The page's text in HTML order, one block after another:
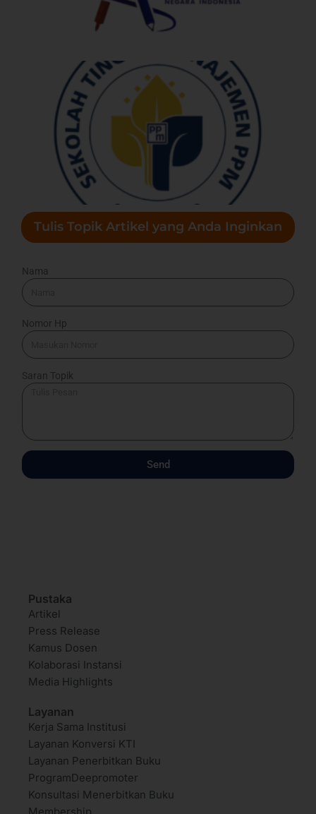
Tulis Topik Artikel yang Anda Inginkan
Nama
Nomor Hp
Saran Topik
Send
Pustaka
Artikel
Press Release
Kamus Dosen
Kolaborasi Instansi
Media Highlights
Layanan
Kerja Sama Institusi
Layanan Konversi KTI
Layanan Penerbitkan Buku
ProgramDeepromoter
Konsultasi Menerbitkan Buku